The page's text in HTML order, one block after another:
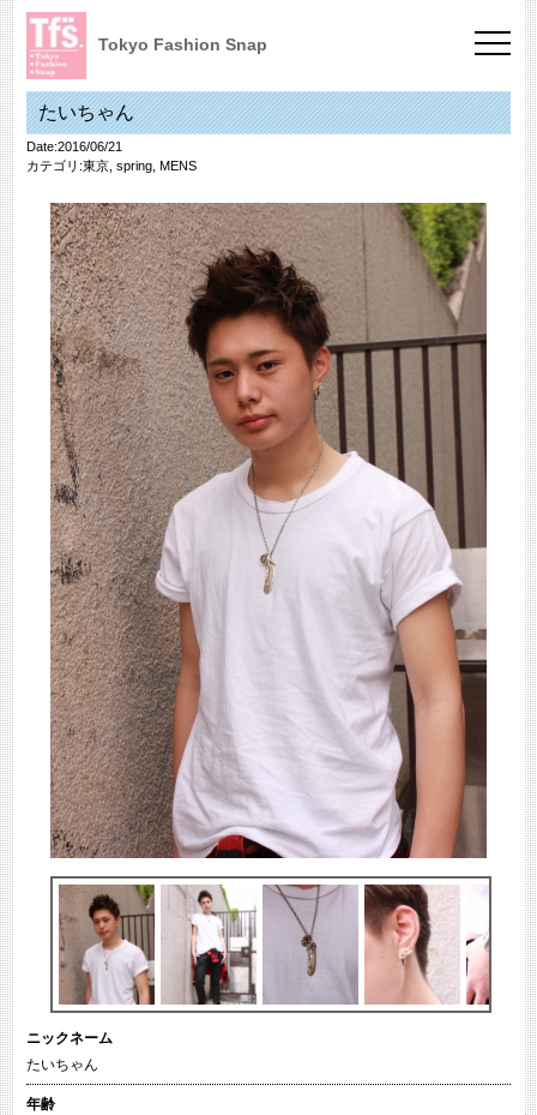
Tokyo Fashion Snap
たいちゃん
Date:2016/06/21
カテゴリ:東京, spring, MENS
ニックネーム
たいちゃん
年齢